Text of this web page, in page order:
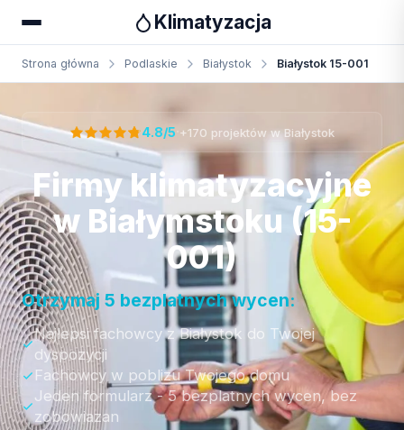
Klimatyzacja
Strona główna Podlaskie Białystok Białystok 15-001
Otrzymaj bezpłatną wycenę
4.8/5 +170 projektów w Białystok
Firmy klimatyzacyjne
w Białymstoku (15-
001)
Otrzymaj 5 bezplatnych wycen:
Najlepsi fachowcy z Białystok do Twojej
dyspozycji
Fachowcy w poblizu Twojego domu
Jeden formularz - 5 bezplatnych wycen, bez
zobowiazan